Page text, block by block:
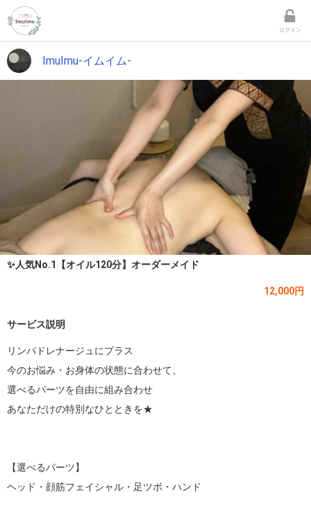
ログイン
ImuImu-イムイム-
✨人気No.1【オイル120分】オーダーメイド
12,000円
サービス説明
リンパドレナージュにプラス
今のお悩み・お身体の状態に合わせて、
選べるパーツを自由に組み合わせ
あなただけの特別なひとときを★
【選べるパーツ】
ヘッド・顔筋フェイシャル・足ツボ・ハンド